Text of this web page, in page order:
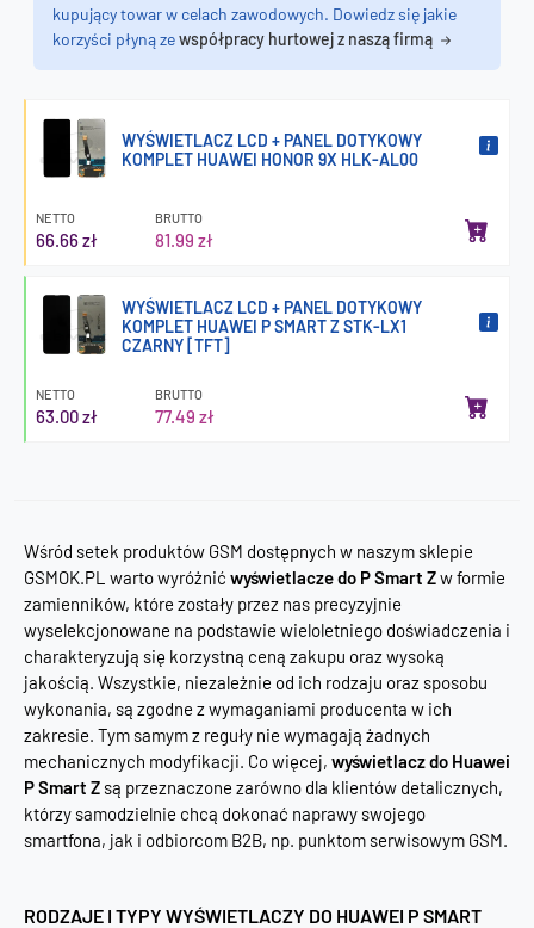
kupujący towar w celach zawodowych. Dowiedz się jakie
korzyści płyną zewspółpracy hurtowej z naszą firmą
WYŚWIETLACZ LCD + PANEL DOTYKOWY
KOMPLET HUAWEI HONOR 9X HLK-AL00
NETTO
66.66 zł
BRUTTO
81.99 zł
WYŚWIETLACZ LCD + PANEL DOTYKOWY
KOMPLET HUAWEI P SMART Z STK-LX1
CZARNY [TFT]
NETTO
63.00 zł
BRUTTO
77.49 zł
Wśród setek produktów GSM dostępnych w naszym sklepie
GSMOK.PL warto wyróżnić wyświetlacze do P Smart Zw formie
zamienników, które zostały przez nas precyzyjnie
wyselekcjonowane na podstawie wieloletniego doświadczenia i
charakteryzują się korzystną ceną zakupu oraz wysoką
jakością. Wszystkie, niezależnie od ich rodzaju oraz sposobu
wykonania, są zgodne z wymaganiami producenta w ich
zakresie. Tym samym z reguły nie wymagają żadnych
mechanicznych modyfikacji. Co więcej, wyświetlacz do Huawei
P Smart Z są przeznaczone zarówno dla klientów detalicznych,
którzy samodzielnie chcą dokonać naprawy swojego
smartfona, jak i odbiorcom B2B, np. punktom serwisowym GSM.
RODZAJE I TYPY WYŚWIETLACZY DO HUAWEI P SMART